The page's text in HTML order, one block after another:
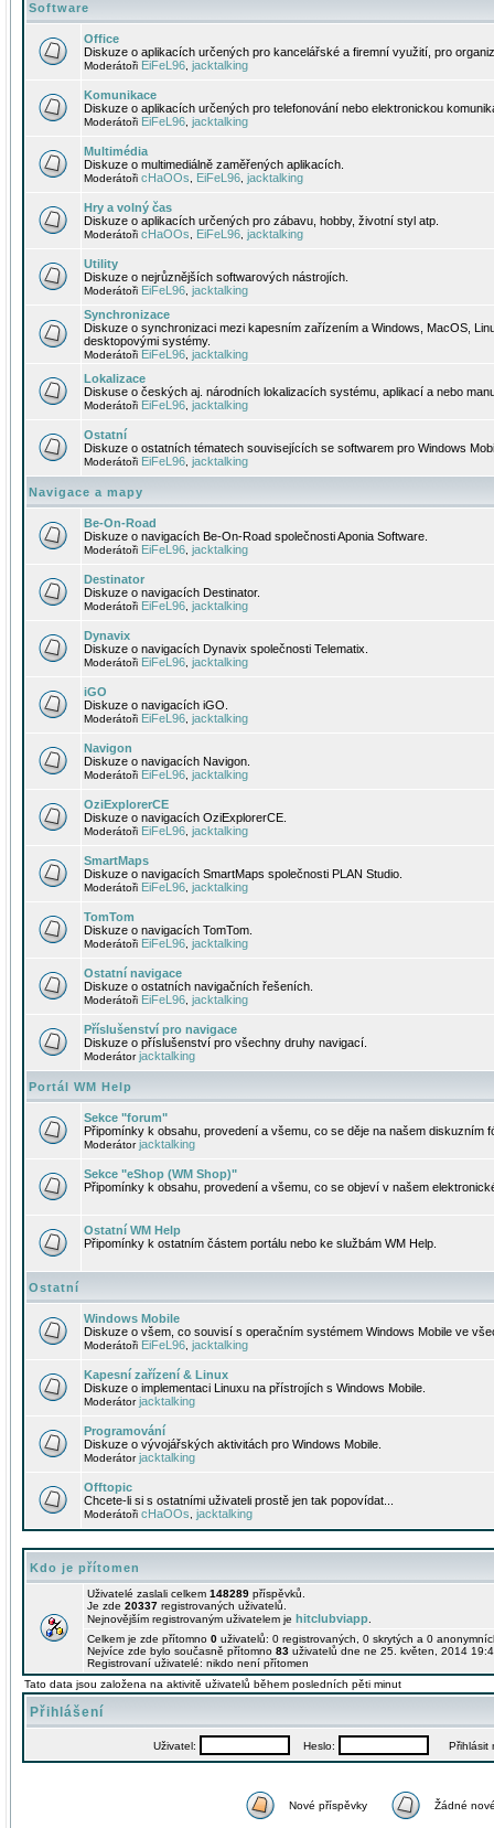
Software
Office
Diskuze o aplikacích určených pro kancelářské a firemní využití, pro
Moderátoři EiFeL96 jacktalking
Komunikace
Diskuze o aplikacích určených pro telefonování nebo elektronickou
Moderátoři EiFeL96 jacktalking
Multimédia
Diskuze o multimediálně zaměřených aplikacích.
Moderátoři cHaOOs EiFeL96 jacktalking
Hry a volný čas
Diskuze o aplikacích určených pro zábavu, hobby, životní styl atp.
Moderátoři cHaOOs EiFeL96 jacktalking
Utility
Diskuze o nejrůznějších softwarových nástrojích.
Moderátoři EiFeL96 jacktalking
Synchronizace
Diskuze o synchronizaci mezi kapesním zařízením a Windows, MacOS,
desktopovými systémy.
Moderátoři EiFeL96 jacktalking
Lokalizace
Diskuse o českých aj. národních lokalizacích systému, aplikací a nebo
Moderátoři EiFeL96 jacktalking
Ostatní
Diskuze o ostatních tématech souvisejících se softwarem pro Windows
Moderátoři EiFeL96 jacktalking
Navigace a mapy
Be-On-Road
Diskuze o navigacích Be-On-Road společnosti Aponia Software.
Moderátoři EiFeL96 jacktalking
Destinator
Diskuze o navigacích Destinator.
Moderátoři EiFeL96 jacktalking
Dynavix
Diskuze o navigacích Dynavix společnosti Telematix.
Moderátoři EiFeL96 jacktalking
iGO
Diskuze o navigacích iGO.
Moderátoři EiFeL96 jacktalking
Navigon
Diskuze o navigacích Navigon.
Moderátoři EiFeL96 jacktalking
OziExplorerCE
Diskuze o navigacích OziExplorerCE.
Moderátoři EiFeL96 jacktalking
SmartMaps
Diskuze o navigacích SmartMaps společnosti PLAN Studio.
Moderátoři EiFeL96 jacktalking
TomTom
Diskuze o navigacích TomTom.
Moderátoři EiFeL96 jacktalking
Ostatní navigace
Diskuze o ostatních navigačních řešeních.
Moderátoři EiFeL96 jacktalking
Příslušenství pro navigace
Diskuze o příslušenství pro všechny druhy navigací.
Moderátorjacktalking
Portál WM Help
Sekce "forum"
Připomínky k obsahu, provedení a všemu, co se děje na našem diskuzním
Moderátorjacktalking
Sekce "eShop (WM Shop)"
Připomínky k obsahu, provedení a všemu, co se objeví v našem
Ostatní WM Help
Připomínky k ostatním částem portálu nebo ke službám WM Help.
Ostatní
Windows Mobile
Diskuze o všem, co souvisí s operačním systémem Windows Mobile ve
Moderátoři EiFeL96 jacktalking
Kapesní zařízení & Linux
Diskuze o implementaci Linuxu na přístrojích s Windows Mobile.
Moderátorjacktalking
Programování
Diskuze o vývojářských aktivitách pro Windows Mobile.
Moderátorjacktalking
Offtopic
Chcete-li si s ostatními uživateli prostě jen tak popovídat...
Moderátoři cHaOOs jacktalking
Kdo je přítomen
Uživatelé zaslali celkem 148289 příspěvků.
Je zde 20337 registrovaných uživatelů.
Nejnovějším registrovaným uživatelem je hitclubviapp
Celkem je zde přítomno 0 uživatelů: 0 registrovaných, 0 skrytých a 0
Nejvíce zde bylo současně přítomno 83 uživatelů dne ne 25. květen, 2014
Registrovaní uživatelé: nikdo není přítomen
Tato data jsou založena na aktivitě uživatelů během posledních pěti minut
Přihlášení
Uživatel: Heslo: Přihlásit
Nové příspěvky Žádné